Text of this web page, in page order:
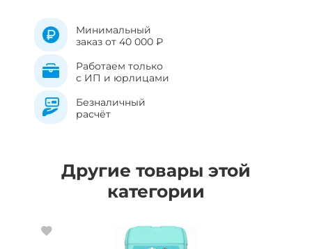
Минимальный
заказ от 40 000 ₽
Работаем только
с ИП и юрлицами
Безналичный
расчёт
Другие товары этой
категории